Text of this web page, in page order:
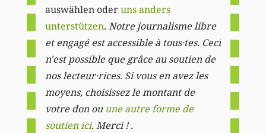
auswählen oderuns anders
unterstützen. Notre journalisme libre
et engagé est accessible à tous·tes. Ceci
n'est possible que grâce au soutien de
nos lecteur·rices. Si vous en avez les
moyens, choisissez le montant de
votre don ou une autre forme de
soutien ici. Merci ! .